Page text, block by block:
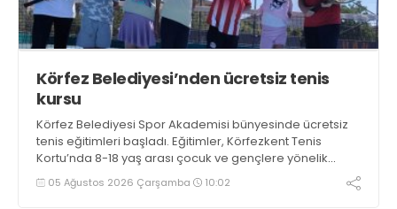
Körfez Belediyesi’nden ücretsiz tenis
kursu
Körfez Belediyesi Spor Akademisi bünyesinde ücretsiz
tenis eğitimleri başladı. Eğitimler, Körfezkent Tenis
Kortu’nda 8-18 yaş arası çocuk ve gençlere yönelik
düzenleniyor
05 Ağustos 2026 Çarşamba 10:02